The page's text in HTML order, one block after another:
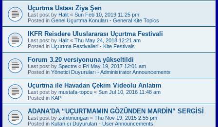
Uçurtma Ustası Ziya Şen
Last post by Halit « Sun Feb 10, 2019 11:25 pm
Posted in Genel Uçurtma Konuları - General Kite Topics
IKFR Reisdere Uluslararası Uçurtma Festivali
Last post by Halit « Thu May 24, 2018 12:21 am
Posted in Uçurtma Festivalleri - Kite Festivals
Forum 3.20 versiyonuna yükseltildi
Last post by Spectre « Fri May 19, 2017 12:01 am
Posted in Yönetici Duyuruları - Administrator Announcements
Uçurtma ile Havadan Çekim Videolu Anlatım
Last post by mustafa-topcu « Sun Jul 10, 2016 11:48 am
Posted in KAP
ADANA'DA “UÇURTMAMIN GÖZÜNDEN MARDİN” SERGİSİ
Last post by zahitmungan « Thu Nov 19, 2015 2:55 pm
Posted in Kullanıcı Duyuruları - User Announcements